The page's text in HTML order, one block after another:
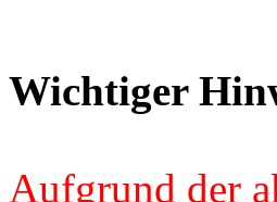
Wichtiger
Aufgrund der